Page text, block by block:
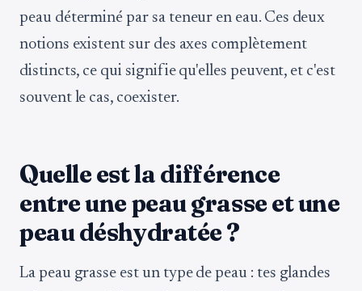
peau déterminé par sa teneur en eau. Ces deux
notions existent sur des axes complètement
distincts, ce qui signifie qu'elles peuvent, et c'est
souvent le cas, coexister.
Quelle est la différence
entre une peau grasse et une
peau déshydratée ?
La peau grasse est un type de peau : tes glandes